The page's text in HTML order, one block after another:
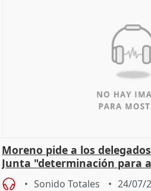
Moreno pide a los
Junta "determinación para
diálog
Sonido Totales 24/07/